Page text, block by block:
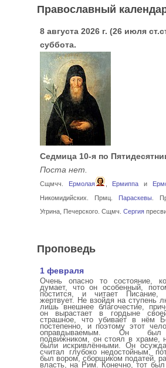
Православный
8 августа 2026 г. (26 июля
суббота.
Седмица 10-я по
Поста нет.
Сщмчч. Ермолая Ермиппа и
Никомидийских. Прмц. Параскевы .
Угрина, Печерского. Сщмч. Сергия
Проповедь
1 февраля
Очень опасно то состояние,
думает, что он особенный,
постится, и читает
жертвует. Не взойдя на ступень
лишь внешнее благочестие,
он вырастает в гордыне
страшное, что убивает в нём
постепенно, и поэтому этот
оправдываемым. Он
подвижником, он стоял в храме,
были искривлёнными. Он
считал глубоко недостойным,
был вором, сборщиком податей,
власть, на Рим. Конечно, тот